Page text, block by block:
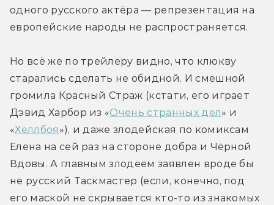
одного русского актёра — репрезентация на
европейские народы не распространяется.
Но всё же по трейлеру видно, что клюкву
старались сделать не обидной. И смешной
громила Красный Страж (кстати, его играет
Дэвид Харбор из «Очень странных дел» и
«Хеллбоя »), и даже злодейская по комиксам
Елена на сей раз на стороне добра и Чёрной
Вдовы. А главным злодеем заявлен вроде бы
не русский Таскмастер (если, конечно, под
его маской не скрывается кто-то из знакомых